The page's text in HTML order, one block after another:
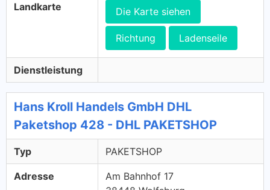
Landkarte Die Karte siehen
Richtung Ladenseile
Dienstleistung
Hans Kroll Handels GmbH DHL
Paketshop 428 - DHL PAKETSHOP
Typ PAKETSHOP
Adresse
Am Bahnhof 17